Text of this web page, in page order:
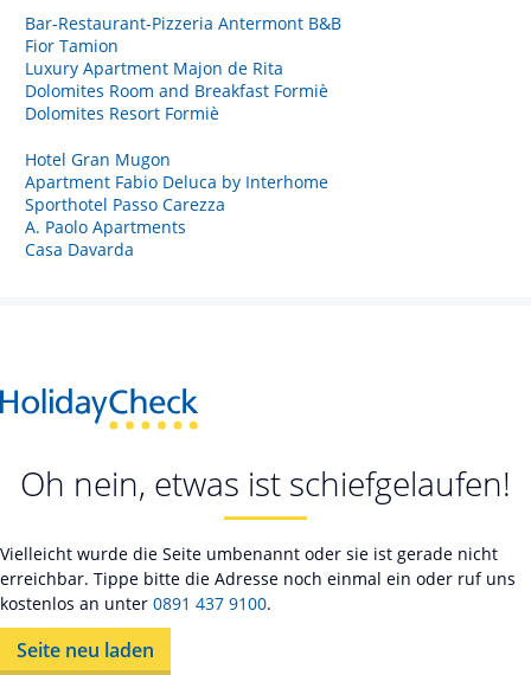
Bar-Restaurant-Pizzeria Antermont B&B
Fior Tamion
Luxury Apartment Majon de Rita
Dolomites Room and Breakfast Formiè
Dolomites Resort Formiè
Hotel Gran Mugon
Apartment Fabio Deluca by Interhome
Sporthotel Passo Carezza
A. Paolo Apartments
Casa Davarda
Oh nein, etwas ist schiefgelaufen!
Vielleicht wurde die Seite umbenannt oder sie ist gerade nicht
erreichbar. Tippe bitte die Adresse noch einmal ein oder ruf uns
kostenlos an unter 0891 437 9100.
Seite neu laden